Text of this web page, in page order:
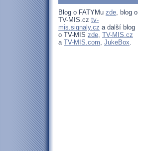
Blog o FATYMu zde, blog o
TV-MIS.cz tv-
mis.signaly.cz a další blog
o TV-MIS zde, TV-MIS.cz
a TV-MIS.com, JukeBox.